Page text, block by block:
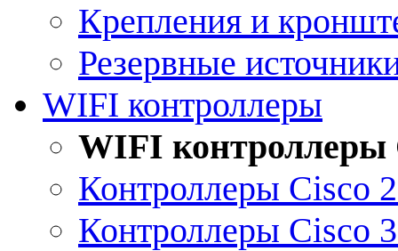
Крепления и
Резервные
WIFI контроллеры
WIFI контроллеры
Контроллеры Cisco
Контроллеры Cisco